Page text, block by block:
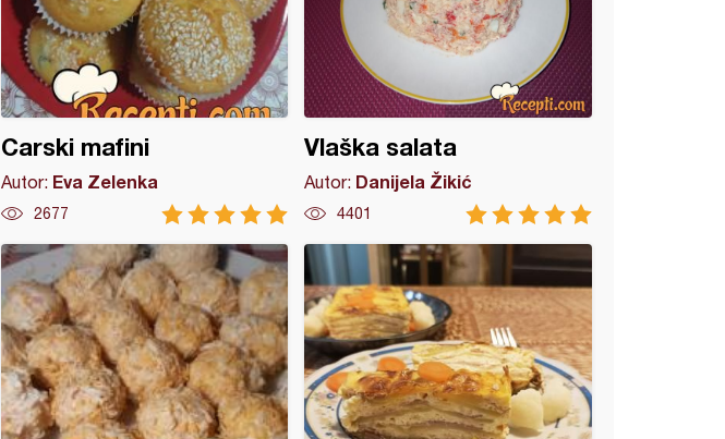
Carski mafini
Autor: Eva Zelenka
2677
Vlaška salata
Autor: Danijela Žikić
4401